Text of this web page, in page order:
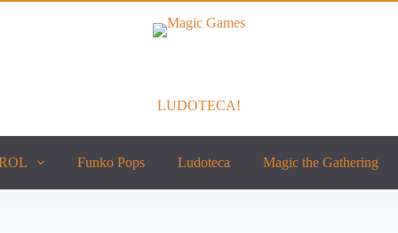
LUDOTECA!
Funko Pops Ludoteca Magic the Gathering